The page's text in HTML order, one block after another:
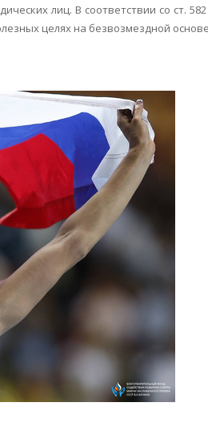
лиц. В соответствии со ст. 582
целях на безвозмездной